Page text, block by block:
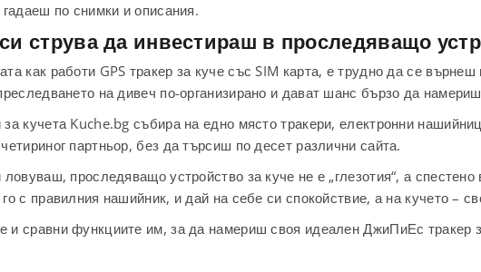
по снимки и описания.
струва да инвестираш в проследяващо
как работи GPS тракер за куче със SIM карта, е трудно да се
на дивеч по-организирано и дават шанс бързо да
кучета Kuche.bg събира на едно място тракери, електронни
партньор, без да търсиш по десет различни сайта.
проследяващо устройство за куче не е „глезотия“, а
с правилния нашийник, и дай на себе си спокойствие, а на кучето –
и сравни функциите им, за да намериш своя идеален ДжиПиЕс тракер